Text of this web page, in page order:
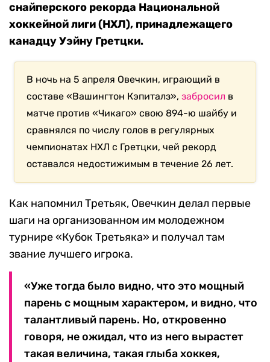
снайперского рекорда Национальной
хоккейной лиги (НХЛ), принадлежащего
канадцу Уэйну Гретцки.
В ночь на 5 апреля Овечкин, играющий в
составе «Вашингтон Кэпиталз»,забросил в
матче против «Чикаго» свою 894-ю шайбу и
сравнялся по числу голов в регулярных
чемпионатах НХЛ с Гретцки, чей рекорд
оставался недостижимым в течение 26 лет.
Как напомнил Третьяк, Овечкин делал первые
шаги на организованном им молодежном
турнире «Кубок Третьяка» и получал там
звание лучшего игрока.
«Уже тогда было видно, что это мощный
парень с мощным характером, и видно, что
талантливый парень. Но, откровенно
говоря, не ожидал, что из него вырастет
такая величина, такая глыба хоккея,